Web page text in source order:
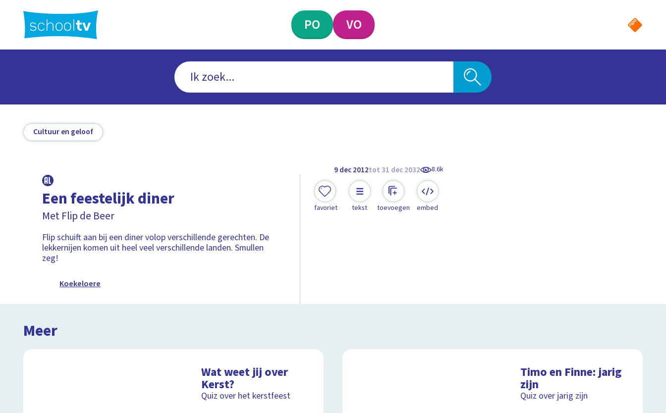
hoofdinhoud
PO VO
Cultuur en geloof
9 dec 2012tot 31 dec 2032 8.6k
Een feestelijk diner
Met Flip de Beer
Flip schuift aan bij een diner volop verschillende gerechten. De
lekkernijen komen uit heel veel verschillende landen. Smullen
zeg!
Koekeloere
favoriet tekst toevoegen embed
Meer
Wat weet jij over
Kerst?
Quiz over het kerstfeest
Timo en Finne: jarig
zijn
Quiz over jarig zijn